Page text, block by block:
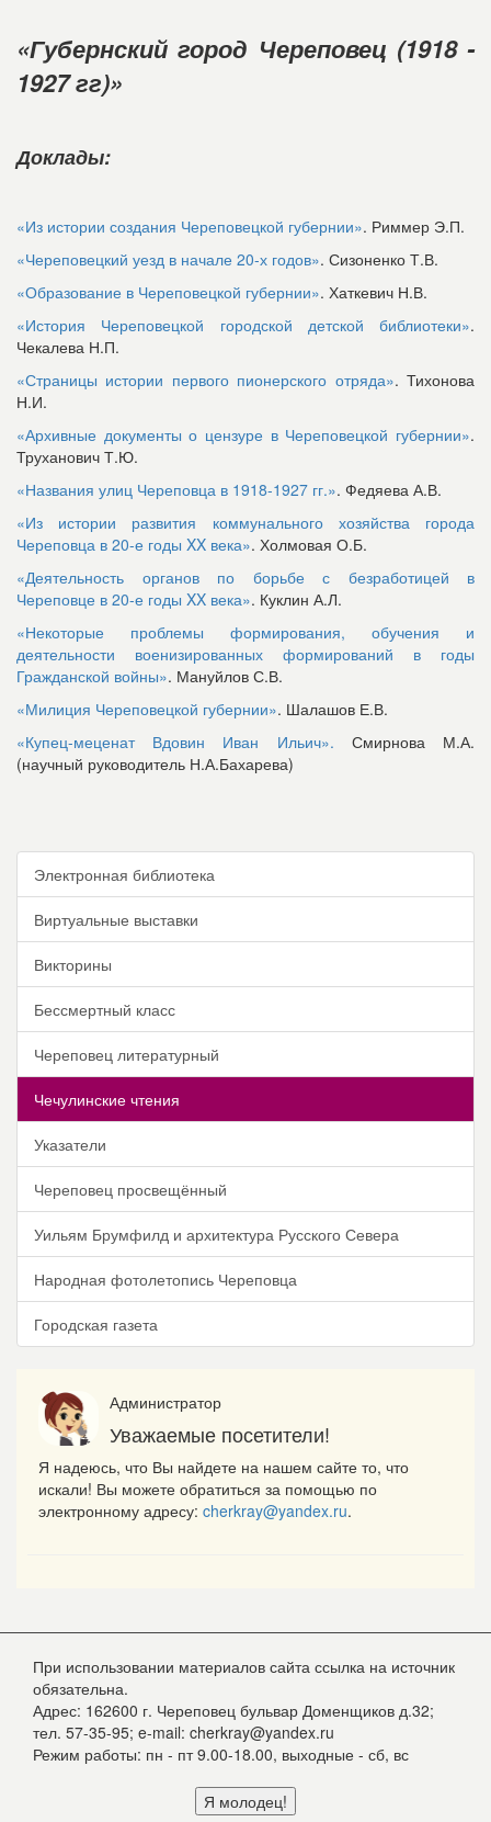
«Губернский город Череповец (1918 -
1927 гг)»
Доклады:
«Из истории создания Череповецкой губернии». Риммер Э.П.
«Череповецкий уезд в начале 20-х годов». Сизоненко Т.В.
«Образование в Череповецкой губернии». Хаткевич Н.В.
«История Череповецкой городской детской библиотеки».
Чекалева Н.П.
«Страницы истории первого пионерского отряда». Тихонова
Н.И.
«Архивные документы о цензуре в Череповецкой губернии».
Труханович Т.Ю.
«Названия улиц Череповца в 1918-1927 гг.». Федяева А.В.
«Из истории развития коммунального хозяйства города
Череповца в 20-е годы XX века». Холмовая О.Б.
«Деятельность органов по борьбе с безработицей в
Череповце в 20-е годы XX века». Куклин А.Л.
«Некоторые проблемы формирования, обучения и
деятельности военизированных формирований в годы
Гражданской войны». Мануйлов С.В.
«Милиция Череповецкой губернии». Шалашов Е.В.
«Купец-меценат Вдовин Иван Ильич». Смирнова М.А.
(научный руководитель Н.А.Бахарева)
Электронная библиотека
Виртуальные выставки
Викторины
Бессмертный класс
Череповец литературный
Чечулинские чтения
Указатели
Череповец просвещённый
Уильям Брумфилд и архитектура Русского Севера
Народная фотолетопись Череповца
Городская газета
Администратор
Уважаемые посетители!
Я надеюсь, что Вы найдете на нашем сайте то, что
искали! Вы можете обратиться за помощью по
электронному адресу: cherkray@yandex.ru.
При использовании материалов сайта ссылка на источник
обязательна.
Адрес: 162600 г. Череповец бульвар Доменщиков д.32;
тел. 57-35-95; e-mail: cherkray@yandex.ru
Режим работы: пн - пт 9.00-18.00, выходные - сб, вс